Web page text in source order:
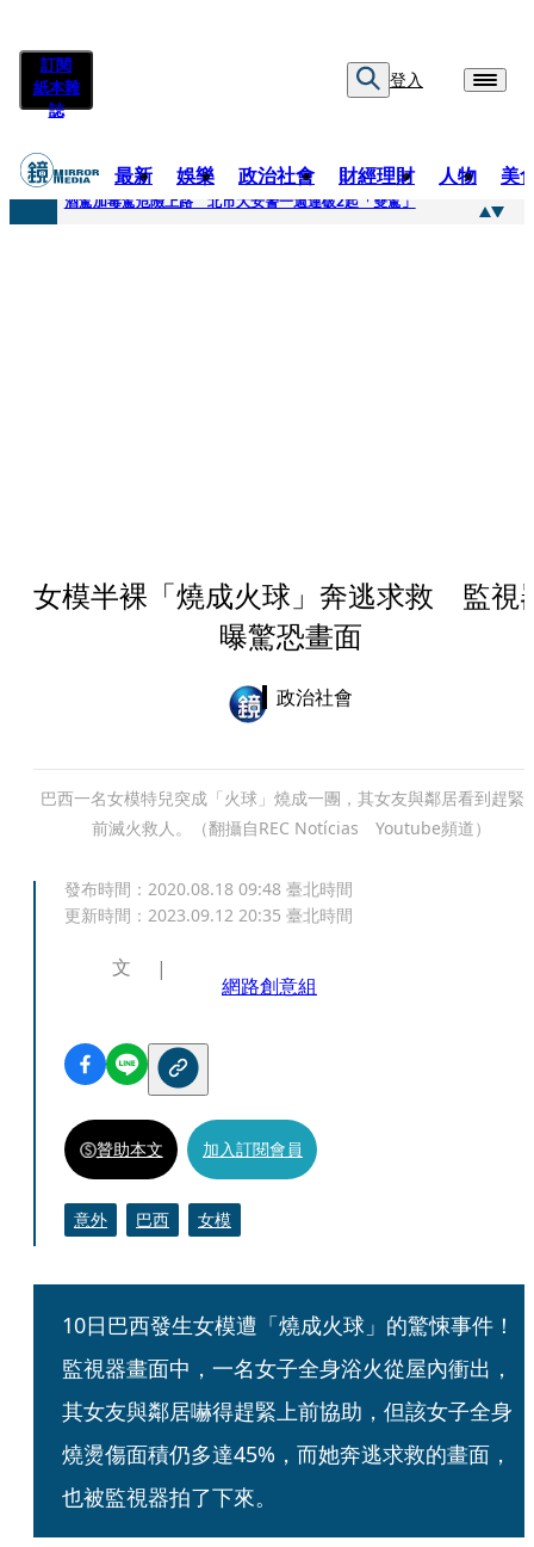
訂閱
紙本雜
誌
登入
最新 娛樂 政治社會 財經理財 人物 美
快訊
酒駕加毒駕危險上路 北市大安警一週連破2起「雙駕」
女模半裸「燒成火球」奔逃求救 監視
曝驚恐畫面
政治社會
巴西一名女模特兒突成「火球」燒成一團，其女友與鄰居看到趕緊
前滅火救人。（翻攝自REC Notícias Youtube頻道）
發布時間： 2020.08.18 09:48 臺北時間
更新時間： 2023.09.12 20:35 臺北時間
文
網路創意組
贊助本文 加入訂閱會員
意外 巴西 女模
10日巴西發生女模遭「燒成火球」的驚悚事件！
監視器畫面中，一名女子全身浴火從屋內衝出，
其女友與鄰居嚇得趕緊上前協助，但該女子全身
燒燙傷面積仍多達45%，而她奔逃求救的畫面，
也被監視器拍了下來。